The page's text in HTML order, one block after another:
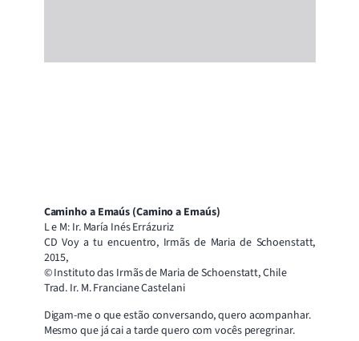
Caminho a Emaús (Camino a Emaús)
L e M: Ir. María Inés Errázuriz
CD Voy a tu encuentro, Irmãs de Maria de Schoenstatt,
2015,
© Instituto das Irmãs de Maria de Schoenstatt, Chile
Trad. Ir. M. Franciane Castelani
Digam-me o que estão conversando, quero acompanhar.
Mesmo que já cai a tarde quero com vocês peregrinar.